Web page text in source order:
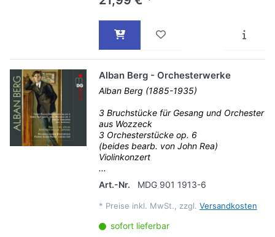
Alban Berg - Orchesterwerke
Alban Berg (1885-1935)
3 Bruchstücke für Gesang und Orchester
aus Wozzeck
3 Orchesterstücke op. 6
(beides bearb. von John Rea)
Violinkonzert
...
Art.-Nr.
MDG 901 1913-6
* Preise inkl. MwSt., zzgl. Versandkosten
sofort lieferbar